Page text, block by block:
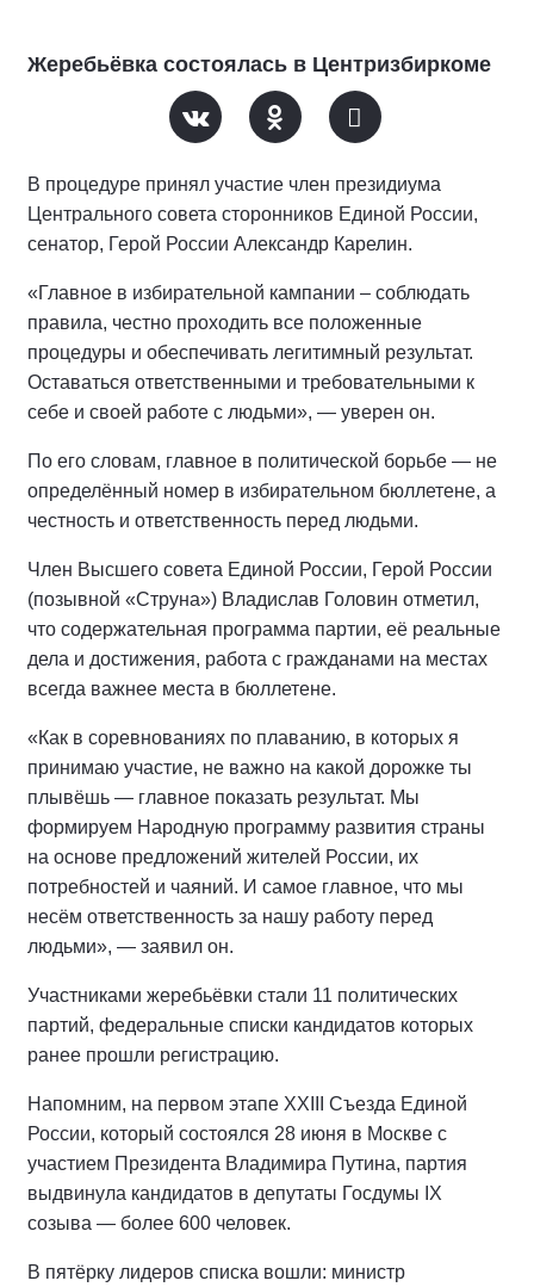
Жеребьёвка состоялась в Центризбиркоме
В процедуре принял участие член президиума
Центрального совета сторонников Единой России,
сенатор, Герой России Александр Карелин.
«Главное в избирательной кампании – соблюдать
правила, честно проходить все положенные
процедуры и обеспечивать легитимный результат.
Оставаться ответственными и требовательными к
себе и своей работе с людьми», — уверен он.
По его словам, главное в политической борьбе — не
определённый номер в избирательном бюллетене, а
честность и ответственность перед людьми.
Член Высшего совета Единой России, Герой России
(позывной «Струна») Владислав Головин отметил,
что содержательная программа партии, её реальные
дела и достижения, работа с гражданами на местах
всегда важнее места в бюллетене.
«Как в соревнованиях по плаванию, в которых я
принимаю участие, не важно на какой дорожке ты
плывёшь — главное показать результат. Мы
формируем Народную программу развития страны
на основе предложений жителей России, их
потребностей и чаяний. И самое главное, что мы
несём ответственность за нашу работу перед
людьми», — заявил он.
Участниками жеребьёвки стали 11 политических
партий, федеральные списки кандидатов которых
ранее прошли регистрацию.
Напомним, на первом этапе XXIII Съезда Единой
России, который состоялся 28 июня в Москве с
участием Президента Владимира Путина, партия
выдвинула кандидатов в депутаты Госдумы IX
созыва — более 600 человек.
В пятёрку лидеров списка вошли: министр